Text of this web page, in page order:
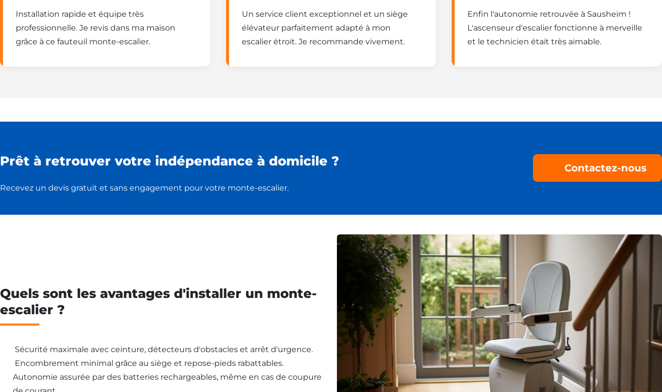
Installation rapide et équipe très
professionnelle. Je revis dans ma maison
grâce à ce fauteuil monte-escalier.
Un service client exceptionnel et un siège
élévateur parfaitement adapté à mon
escalier étroit. Je recommande vivement.
Enfin l'autonomie retrouvée à Sausheim !
L'ascenseur d'escalier fonctionne à merveille
et le technicien était très aimable.
Prêt à retrouver votre indépendance à domicile ?
Recevez un devis gratuit et sans engagement pour votre monte-escalier.
Contactez-nous
Quels sont les avantages d'installer un monte-
escalier ?
Sécurité maximale avec ceinture, détecteurs d'obstacles et arrêt d'urgence.
Encombrement minimal grâce au siège et repose-pieds rabattables.
Autonomie assurée par des batteries rechargeables, même en cas de coupure